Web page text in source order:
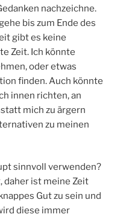
nachzeichne.
bis zum Ende des
gibt es keine
Zeit. Ich könnte
oder etwas
finden. Auch könnte
innen richten, an
mich zu ärgern
zu meinen
sinnvoll verwenden?
daher ist meine Zeit
Gut zu sein und
diese immer